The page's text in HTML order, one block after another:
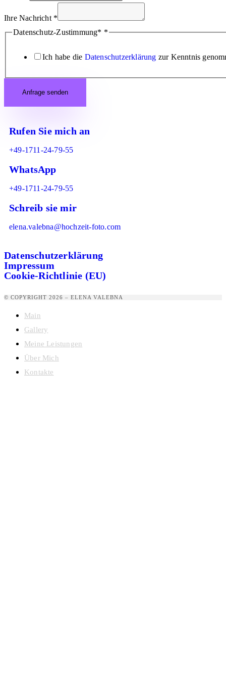
Ihre Nachricht *
Datenschutz-Zustimmung* *
Ich habe die Datenschutzerklärung zur Kenntnis
Anfrage senden
Rufen Sie mich an
+49-1711-24-79-55
WhatsApp
+49-1711-24-79-55
Schreib sie mir
elena.valebna@hochzeit-foto.com
Datenschutzerklärung
Impressum
Cookie-Richtlinie (EU)
© COPYRIGHT 2026 – ELENA VALEBNA
Main
Gallery
Meine Leistungen
Über Mich
Kontakte